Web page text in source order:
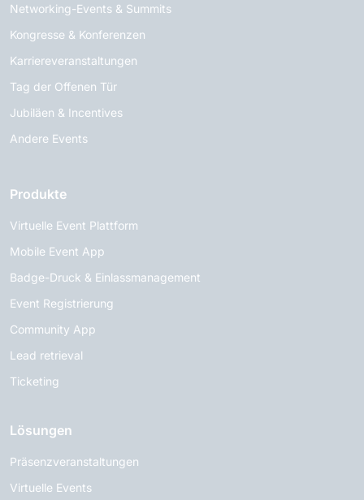
Networking-Events & Summits
Kongresse & Konferenzen
Karriereveranstaltungen
Tag der Offenen Tür
Jubiläen & Incentives
Andere Events
Produkte
Virtuelle Event Plattform
Mobile Event App
Badge-Druck & Einlassmanagement
Event Registrierung
Community App
Lead retrieval
Ticketing
Lösungen
Präsenzveranstaltungen
Virtuelle Events